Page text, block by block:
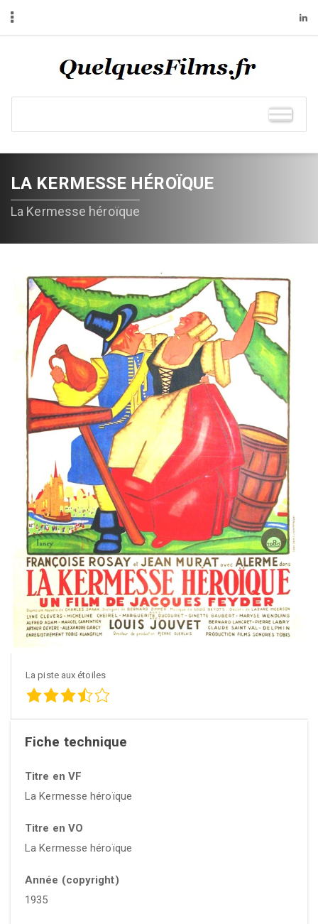
LA KERMESSE HÉROÏQUE
La Kermesse héroïque
La piste aux étoiles
Fiche technique
Titre en VF
La Kermesse héroïque
Titre en VO
La Kermesse héroïque
Année (copyright)
1935